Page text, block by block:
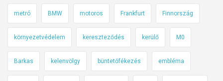
ő
i
g
metró BMW motoros Frankfurt Finnország
környezetvédelem kereszteződés kerülő M0
Barkas kelenvölgy büntetőfékezés embléma